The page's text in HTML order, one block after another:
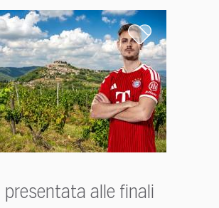
presentata alle finali